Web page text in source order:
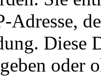
Adresse,
Diese
oder